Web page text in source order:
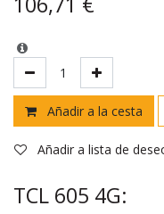
Añadir a la cesta
Añadir a lista de
TCL 605 4G: